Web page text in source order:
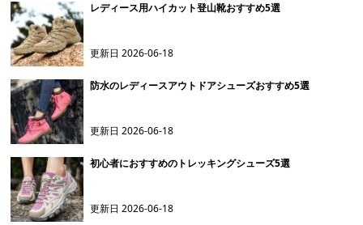
レディース用ハイカット登山靴おすすめ5選
更新日2026-06-18
防水のレディースアウトドアシューズおすすめ5選
更新日2026-06-18
初心者におすすめのトレッキングシューズ5選
更新日2026-06-18